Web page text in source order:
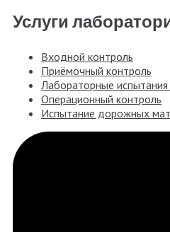
Услуги
Входной контроль
Приёмочный контроль
Лабораторные
Операционный контроль
Испытание дорожных